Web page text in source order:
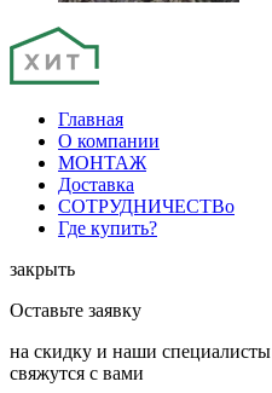
Главная
О компании
МОНТАЖ
Доставка
СОТРУДНИЧЕСТВо
Где купить?
закрыть
Оставьте заявку
на скидку и наши специалисты
свяжутся с вами